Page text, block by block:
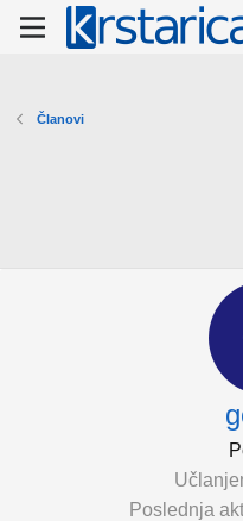
Članovi
Poslednja